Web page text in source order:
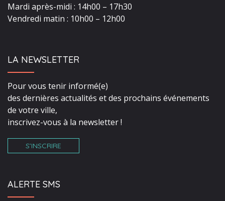
Mardi après-midi : 14h00 – 17h30
Vendredi matin : 10h00 – 12h00
LA NEWSLETTER
Pour vous tenir informé(e)
des dernières actualités et des prochains événements
de votre ville,
inscrivez-vous à la newsletter !
S’INSCRIRE
ALERTE SMS